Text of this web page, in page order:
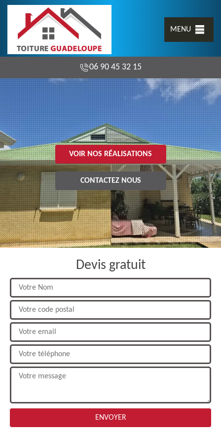
MENU
06 90 45 32 15
VOIR NOS RÉALISATIONS
CONTACTEZ NOUS
Devis gratuit